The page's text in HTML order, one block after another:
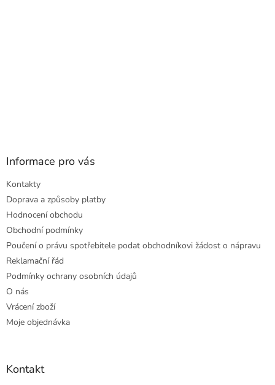
Informace pro vás
Kontakty
Doprava a způsoby platby
Hodnocení obchodu
Obchodní podmínky
Poučení o právu spotřebitele podat obchodníkovi žádost o nápravu
Reklamační řád
Podmínky ochrany osobních údajů
O nás
Vrácení zboží
Moje objednávka
Kontakt